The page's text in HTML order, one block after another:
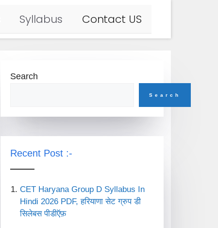
Syllabus Contact US
Search
Search
Recent Post :-
CET Haryana Group D Syllabus In
Hindi 2026 PDF, हरियाणा सेट ग्रुप डी
सिलेबस पीडीऍफ़